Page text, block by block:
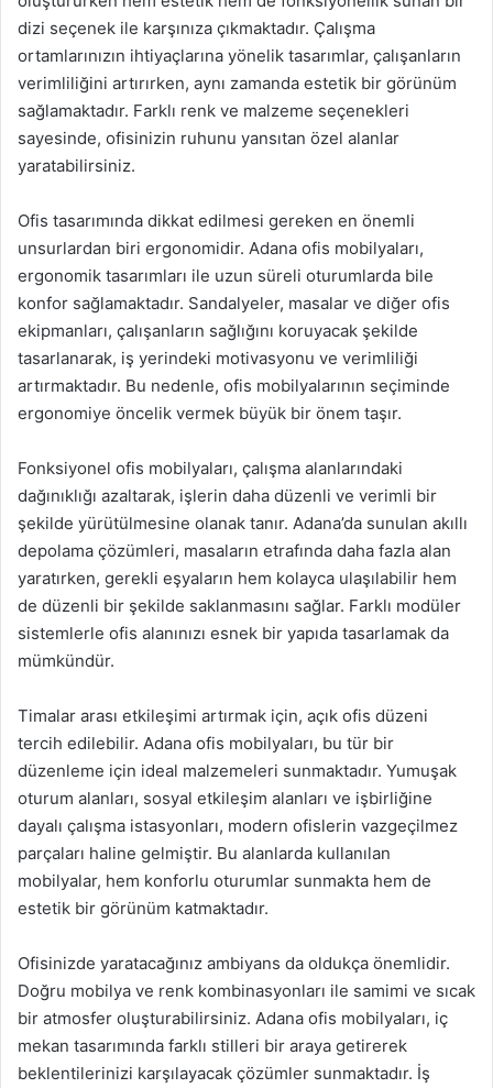
dizi seçenek ile karşınıza çıkmaktadır. Çalışma
ortamlarınızın ihtiyaçlarına yönelik tasarımlar, çalışanların
verimliliğini artırırken, aynı zamanda estetik bir görünüm
sağlamaktadır. Farklı renk ve malzeme seçenekleri
sayesinde, ofisinizin ruhunu yansıtan özel alanlar
yaratabilirsiniz.
Ofis tasarımında dikkat edilmesi gereken en önemli
unsurlardan biri ergonomidir. Adana ofis mobilyaları,
ergonomik tasarımları ile uzun süreli oturumlarda bile
konfor sağlamaktadır. Sandalyeler, masalar ve diğer ofis
ekipmanları, çalışanların sağlığını koruyacak şekilde
tasarlanarak, iş yerindeki motivasyonu ve verimliliği
artırmaktadır. Bu nedenle, ofis mobilyalarının seçiminde
ergonomiye öncelik vermek büyük bir önem taşır.
Fonksiyonel ofis mobilyaları, çalışma alanlarındaki
dağınıklığı azaltarak, işlerin daha düzenli ve verimli bir
şekilde yürütülmesine olanak tanır. Adana’da sunulan akıllı
depolama çözümleri, masaların etrafında daha fazla alan
yaratırken, gerekli eşyaların hem kolayca ulaşılabilir hem
de düzenli bir şekilde saklanmasını sağlar. Farklı modüler
sistemlerle ofis alanınızı esnek bir yapıda tasarlamak da
mümkündür.
Timalar arası etkileşimi artırmak için, açık ofis düzeni
tercih edilebilir. Adana ofis mobilyaları, bu tür bir
düzenleme için ideal malzemeleri sunmaktadır. Yumuşak
oturum alanları, sosyal etkileşim alanları ve işbirliğine
dayalı çalışma istasyonları, modern ofislerin vazgeçilmez
parçaları haline gelmiştir. Bu alanlarda kullanılan
mobilyalar, hem konforlu oturumlar sunmakta hem de
estetik bir görünüm katmaktadır.
Ofisinizde yaratacağınız ambiyans da oldukça önemlidir.
Doğru mobilya ve renk kombinasyonları ile samimi ve sıcak
bir atmosfer oluşturabilirsiniz. Adana ofis mobilyaları, iç
mekan tasarımında farklı stilleri bir araya getirerek
beklentilerinizi karşılayacak çözümler sunmaktadır. İş